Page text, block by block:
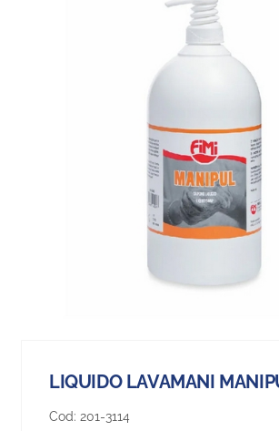
LIQUIDO LAVAMANI
Cod: 201-3114